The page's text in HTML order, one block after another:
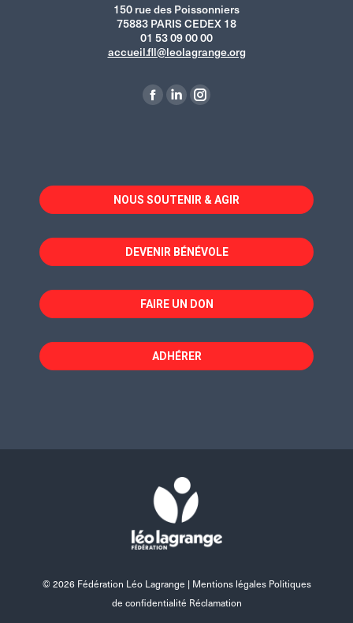
150 rue des Poissonniers
75883 PARIS CEDEX 18
01 53 09 00 00
accueil.fll@leolagrange.org
La
dans
une
fenêtre
La
dans
une
fenêtre
La
dans
une
fenêtre
NOUS SOUTENIR & AGIR
DEVENIR BÉNÉVOLE
FAIRE UN DON
ADHÉRER
© 2026 Fédération Léo Lagrange | Mentions légales Politiques
de confidentialité Réclamation